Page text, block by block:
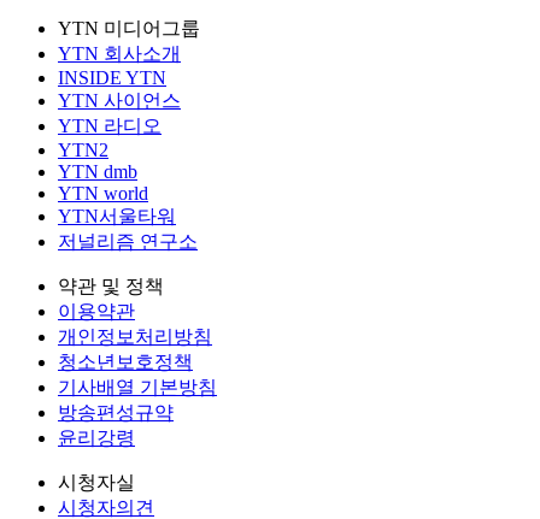
YTN 미디어그룹
YTN 회사소개
INSIDE YTN
YTN 사이언스
YTN 라디오
YTN2
YTN dmb
YTN world
YTN서울타워
저널리즘 연구소
약관 및 정책
이용약관
개인정보처리방침
청소년보호정책
기사배열 기본방침
방송편성규약
윤리강령
시청자실
시청자의견